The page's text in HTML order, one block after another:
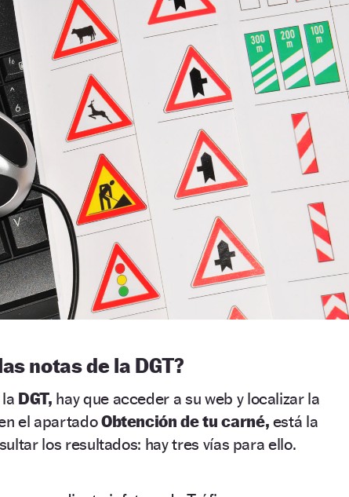
notas de la DGT?
DGT, hay que acceder a su web y localizar la
el apartadoObtención de tu carné, está la
los resultados: hay tres vías para ello.